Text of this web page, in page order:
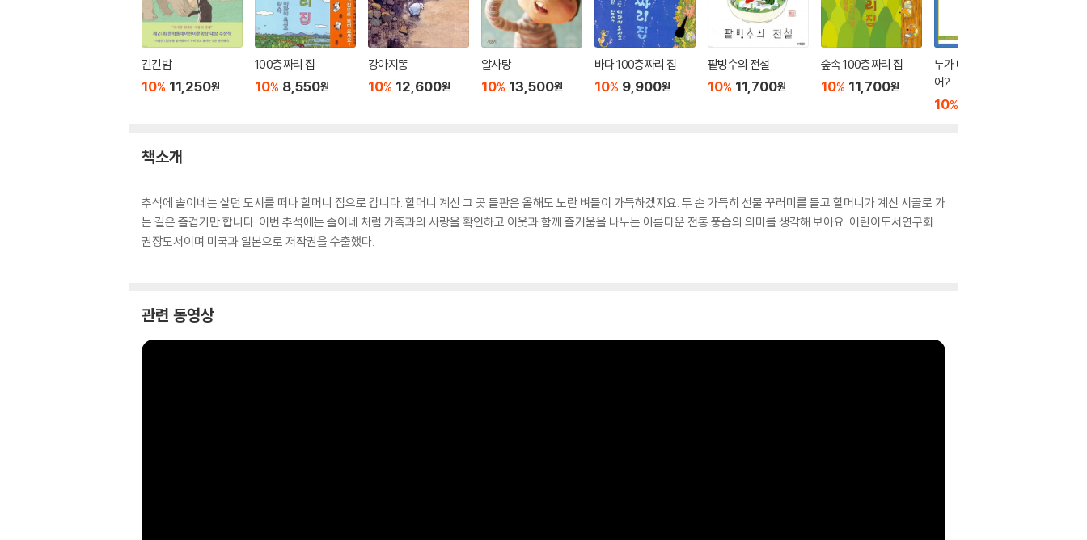
긴긴밤
10% 11,250원
100층짜리 집
10% 8,550원
강아지똥
10% 12,600원
알사탕
10% 13,500원
바다 100층짜리 집
10% 9,900원
팥빙수의 전설
10% 11,700원
숲속 100층짜리 집
10% 11,700원
누가 내 머리에 똥쌌
어?
10%
책소개
추석에 솔이네는 살던 도시를 떠나 할머니 집으로 갑니다. 할머니 계신 그 곳 들판은 올해도 노란 벼들이 가득하겠지요. 두 손 가득히 선물 꾸러미를 들고 할머니가 계신 시골로 가
는 길은 즐겁기만 합니다. 이번 추석에는 솔이네 처럼 가족과의 사랑을 확인하고 이웃과 함께 즐거움을 나누는 아름다운 전통 풍습의 의미를 생각해 보아요. 어린이도서연구회
권장도서이며 미국과 일본으로 저작권을 수출했다.
관련 동영상